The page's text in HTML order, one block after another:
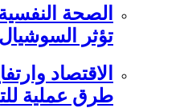
تؤثر
طرق عملية